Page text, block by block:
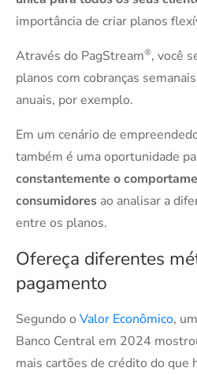
importância de criar planos
Através do PagStream®, você
planos com cobranças
anuais, por exemplo.
Em um cenário de
também é uma oportunidade
constantemente o
consumidores ao analisar a
entre os planos.
Ofereça diferentes
pagamento
Segundo o Valor Econômico,
Banco Central em 2024
mais cartões de crédito do que